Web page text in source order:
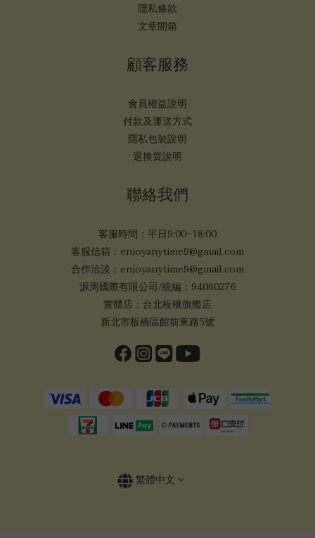
隱私條款
文章開箱
顧客服務
會員權益說明
付款及運送方式
隱私包裝說明
退換貨說明
聯絡我們
客服時間：平日9:00~18:00
客服信箱：enjoyanytime9@gmail.com
合作洽談：enjoyanytime9@gmail.com
源周國際有限公司/統編：94060276
實體店：台北板橋旗艦店
新北市板橋區館前東路5號
繁體中文